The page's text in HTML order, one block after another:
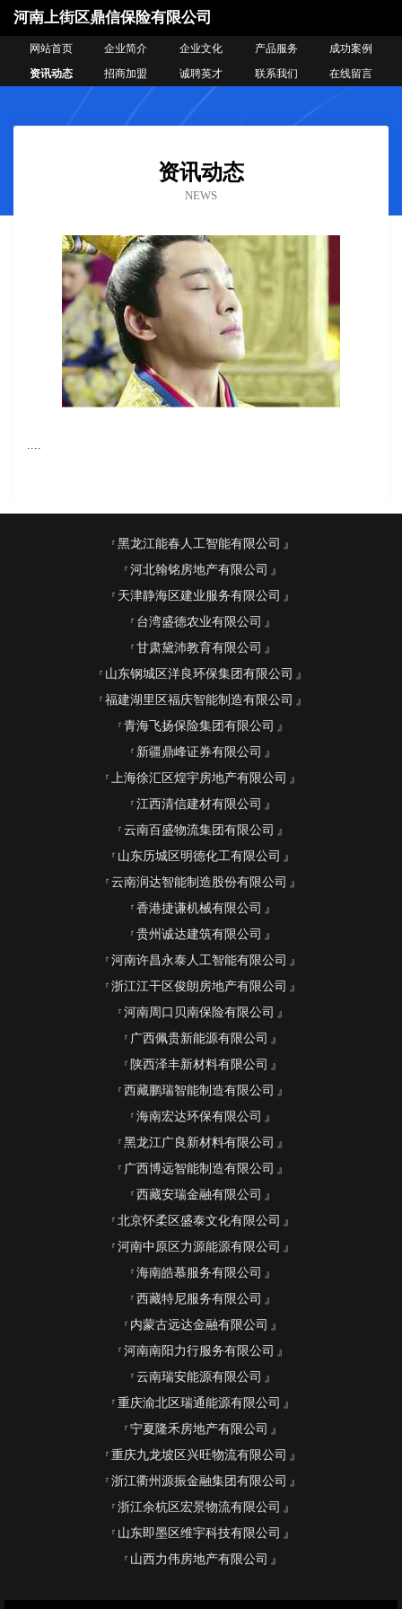
河南上街区鼎信保险有限公司
网站首页 企业简介 企业文化 产品服务
成功案例
资讯动态
招商加盟 诚聘英才 联系我们 在线留言
资讯动态
NEWS
....
黑龙江能春人工智能有限公司
河北翰铭房地产有限公司
天津静海区建业服务有限公司
台湾盛德农业有限公司
甘肃黛沛教育有限公司
山东钢城区洋良环保集团有限公司
福建湖里区福庆智能制造有限公司
青海飞扬保险集团有限公司
新疆鼎峰证券有限公司
上海徐汇区煌宇房地产有限公司
江西清信建材有限公司
云南百盛物流集团有限公司
山东历城区明德化工有限公司
云南润达智能制造股份有限公司
香港捷谦机械有限公司
贵州诚达建筑有限公司
河南许昌永泰人工智能有限公司
浙江江干区俊朗房地产有限公司
河南周口贝南保险有限公司
广西佩贵新能源有限公司
陕西泽丰新材料有限公司
西藏鹏瑞智能制造有限公司
海南宏达环保有限公司
黑龙江广良新材料有限公司
广西博远智能制造有限公司
西藏安瑞金融有限公司
北京怀柔区盛泰文化有限公司
河南中原区力源能源有限公司
海南皓慕服务有限公司
西藏特尼服务有限公司
内蒙古远达金融有限公司
河南南阳力行服务有限公司
云南瑞安能源有限公司
重庆渝北区瑞通能源有限公司
宁夏隆禾房地产有限公司
重庆九龙坡区兴旺物流有限公司
浙江衢州源振金融集团有限公司
浙江余杭区宏景物流有限公司
山东即墨区维宇科技有限公司
山西力伟房地产有限公司